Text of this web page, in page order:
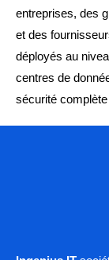
entreprises, des
et des
déployés au
centres de
sécurité